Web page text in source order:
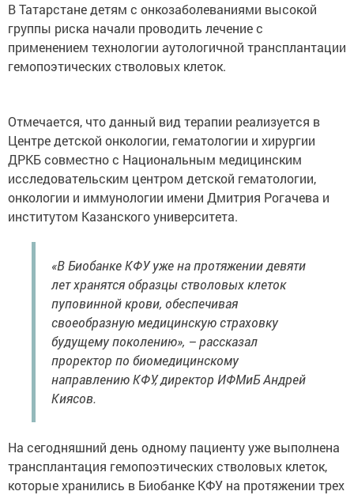
В Татарстане детям с онкозаболеваниями высокой
группы риска начали проводить лечение с
применением технологии аутологичной трансплантации
гемопоэтических стволовых клеток.
Отмечается, что данный вид терапии реализуется в
Центре детской онкологии, гематологии и хирургии
ДРКБ совместно с Национальным медицинским
исследовательским центром детской гематологии,
онкологии и иммунологии имени Дмитрия Рогачева и
институтом Казанского университета.
«В Биобанке КФУ уже на протяжении девяти
лет хранятся образцы стволовых клеток
пуповинной крови, обеспечивая
своеобразную медицинскую страховку
будущему поколению», – рассказал
проректор по биомедицинскому
направлению КФУ, директор ИФМиБ Андрей
Киясов.
На сегодняшний день одному пациенту уже выполнена
трансплантация гемопоэтических стволовых клеток,
которые хранились в Биобанке КФУ на протяжении трех